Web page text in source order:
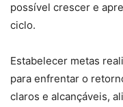
possível crescer e
ciclo.
Estabelecer metas
para enfrentar o
claros e alcançáveis,